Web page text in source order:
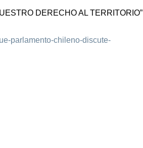
DERECHO AL TERRITORIO”
parlamento-chileno-discute-